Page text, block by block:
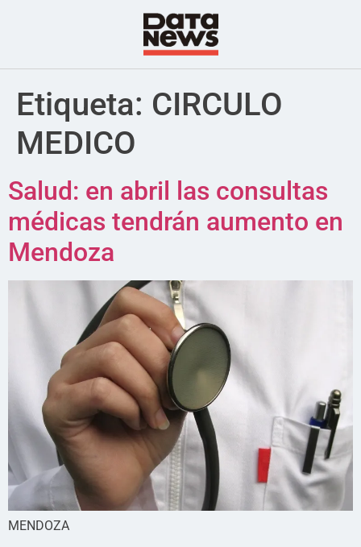
Etiqueta: CIRCULO
MEDICO
Salud: en abril las consultas
médicas tendrán aumento en
Mendoza
MENDOZA